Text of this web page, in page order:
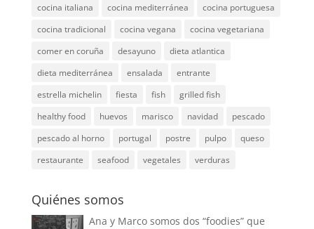
cocina italiana
cocina mediterránea
cocina portuguesa
cocina tradicional
cocina vegana
cocina vegetariana
comer en coruña
desayuno
dieta atlantica
dieta mediterránea
ensalada
entrante
estrella michelin
fiesta fish
grilled fish
healthy food
huevos marisco navidad
pescado
pescado al horno
portugal postre pulpo
queso
restaurante
seafood vegetales verduras
Quiénes somos
Ana y Marco somos dos “foodies” que